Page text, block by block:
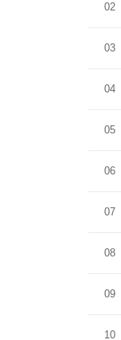
02
03
04
05
06
07
08
09
10